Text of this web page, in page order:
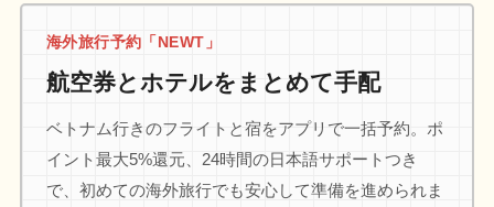
海外旅行予約「NEWT」
航空券とホテルをまとめて手配
ベトナム行きのフライトと宿をアプリで一括予約。ポ
イント最大5%還元、24時間の日本語サポートつき
で、初めての海外旅行でも安心して準備を進められま